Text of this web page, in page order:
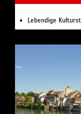
Lebendige